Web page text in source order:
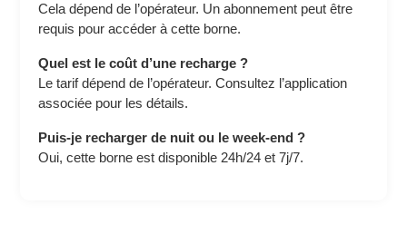
Cela dépend de l’opérateur. Un abonnement peut être
requis pour accéder à cette borne.
Quel est le coût d’une recharge ?
Le tarif dépend de l’opérateur. Consultez l’application
associée pour les détails.
Puis-je recharger de nuit ou le week-end ?
Oui, cette borne est disponible 24h/24 et 7j/7.